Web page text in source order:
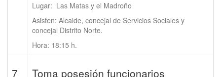
Lugar: Las Matas y el Madroño
Asisten: Alcalde, concejal de Servicios Sociales y
concejal Distrito Norte.
Hora: 18:15 h.
7 Toma posesión funcionarios